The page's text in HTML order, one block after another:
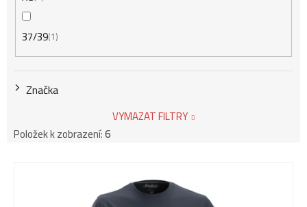
37/39 1
Značka
VYMAZAT FILTRY
Položek k zobrazení:6